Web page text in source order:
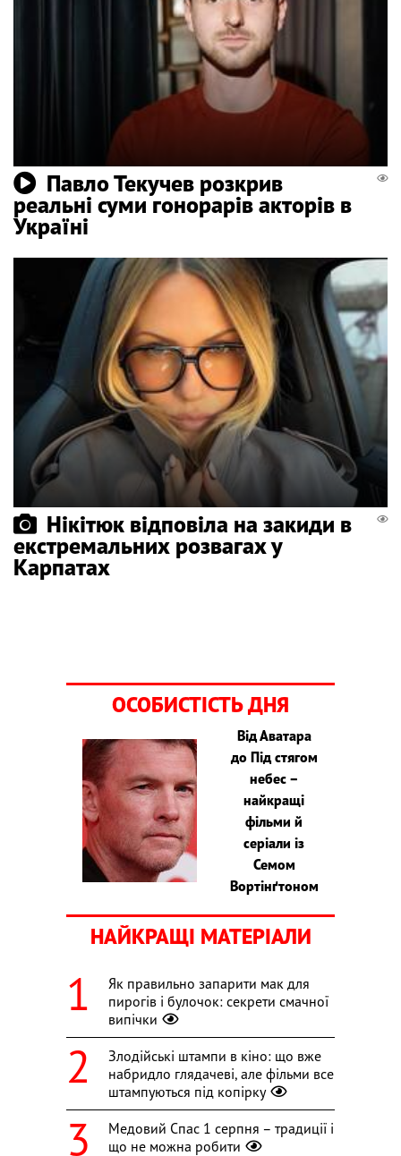
Павло Текучев розкрив
реальні суми гонорарів акторів в
Україні
Нікітюк відповіла на закиди в
екстремальних розвагах у
Карпатах
ОСОБИСТІСТЬ ДНЯ
Від Аватара
до Під стягом
небес –
найкращі
фільми й
серіали із
Семом
Вортінґтоном
НАЙКРАЩІ МАТЕРІАЛИ
Як правильно запарити мак для
пирогів і булочок: секрети смачної
випічки
Злодійські штампи в кіно: що вже
набридло глядачеві, але фільми все
штампуються під копірку
Медовий Спас 1 серпня – традиції і
що не можна робити